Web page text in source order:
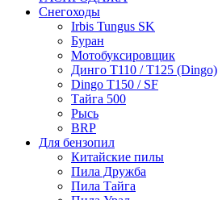
Снегоходы
Irbis Tungus SK
Буран
Мотобуксировщик
Динго T110 / T125 (Dingo)
Dingo T150 / SF
Тайга 500
Рысь
BRP
Для бензопил
Китайские пилы
Пила Дружба
Пила Тайга